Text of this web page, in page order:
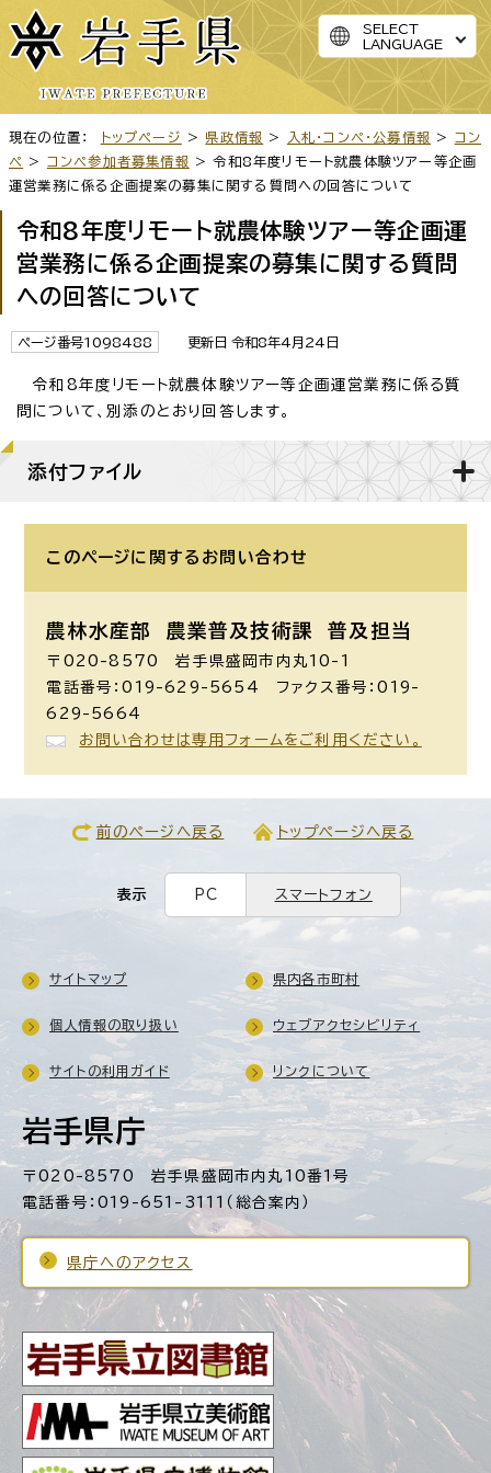
SELECT
LANGUAGE
現在の位置： トップページ > 県政情報 > 入札・コンペ・公募情報 > コン
ペ
> コンペ参加者募集情報 > 令和8年度リモート就農体験ツアー等企画
運営業務に係る企画提案の募集に関する質問への回答について
令和8年度リモート就農体験ツアー等企画運
営業務に係る企画提案の募集に関する質問
への回答について
ページ番号1098488 更新日 令和8年4月24日
令和8年度リモート就農体験ツアー等企画運営業務に係る質
問について、別添のとおり回答します。
添付ファイル
このページに関する お問い合わせ
農林水産部 農業普及技術課 普及担当
〒020-8570 岩手県盛岡市内丸10-1
電話番号：019-629-5654 ファクス番号：019-
629-5664
お問い合わせは専用フォームをご利用ください。
前のページへ戻る トップページへ戻る
表示 PC スマートフォン
岩手県庁
〒020-8570 岩手県盛岡市内丸10番1号
電話番号：019-651-3111（総合案内）
県庁へのアクセス
サイトマップ 県内各市町村
個人情報の取り扱い ウェブアクセシビリティ
サイトの利用ガイド リンクについて